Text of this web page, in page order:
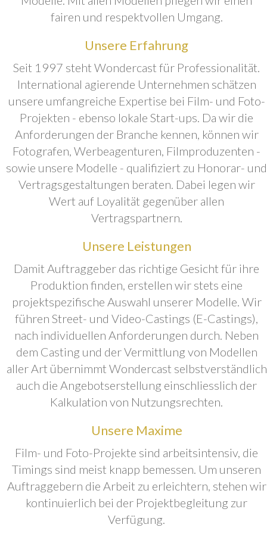
fairen und respektvollen Umgang.
Unsere Erfahrung
Seit 1997 steht Wondercast für Professionalität.
International agierende Unternehmen schätzen
unsere umfangreiche Expertise bei Film- und Foto-
Projekten - ebenso lokale Start-ups. Da wir die
Anforderungen der Branche kennen, können wir
Fotografen, Werbeagenturen, Filmproduzenten -
sowie unsere Modelle - qualifiziert zu Honorar- und
Vertragsgestaltungen beraten. Dabei legen wir
Wert auf Loyalität gegenüber allen
Vertragspartnern.
Unsere Leistungen
Damit Auftraggeber das richtige Gesicht für ihre
Produktion finden, erstellen wir stets eine
projektspezifische Auswahl unserer Modelle. Wir
führen Street- und Video-Castings (E-Castings),
nach individuellen Anforderungen durch. Neben
dem Casting und der Vermittlung von Modellen
aller Art übernimmt Wondercast selbstverständlich
auch die Angebotserstellung einschliesslich der
Kalkulation von Nutzungsrechten.
Unsere Maxime
Film- und Foto-Projekte sind arbeitsintensiv, die
Timings sind meist knapp bemessen. Um unseren
Auftraggebern die Arbeit zu erleichtern, stehen wir
kontinuierlich bei der Projektbegleitung zur
Verfügung.